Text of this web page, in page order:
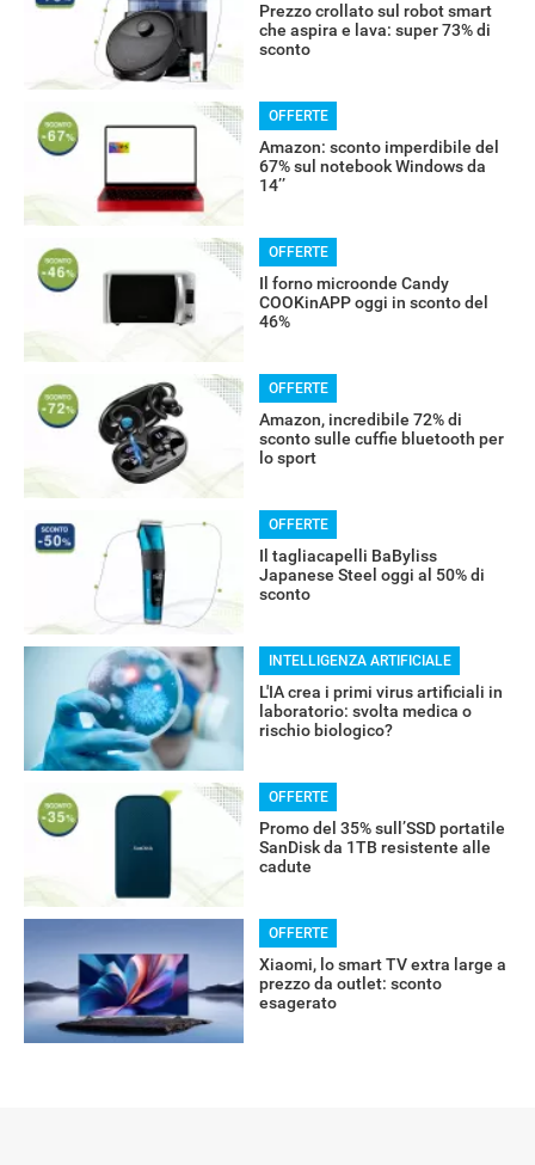
RECENSIONI
Prezzo crollato sul robot smart
che aspira e lava: super 73% di
sconto
OFFERTE
Amazon: sconto imperdibile del
67% sul notebook Windows da
14’’
OFFERTE
Il forno microonde Candy
COOKinAPP oggi in sconto del
46%
OFFERTE
Amazon, incredibile 72% di
sconto sulle cuffie bluetooth per
lo sport
OFFERTE
Il tagliacapelli BaByliss
Japanese Steel oggi al 50% di
sconto
INTELLIGENZA ARTIFICIALE
L'IA crea i primi virus artificiali in
laboratorio: svolta medica o
rischio biologico?
OFFERTE
Promo del 35% sull’SSD portatile
SanDisk da 1TB resistente alle
cadute
OFFERTE
Xiaomi, lo smart TV extra large a
prezzo da outlet: sconto
esagerato